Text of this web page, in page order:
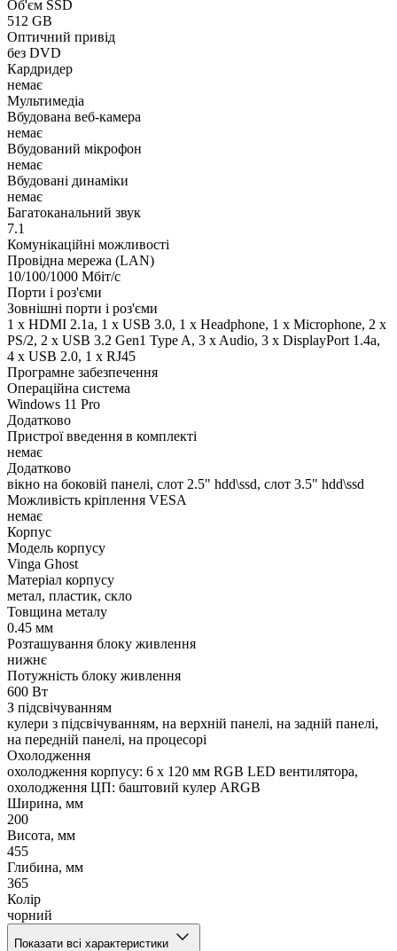
Об'єм SSD
512 GB
Оптичний привід
без DVD
Кардридер
немає
Мультимедіа
Вбудована веб-камера
немає
Вбудований мікрофон
немає
Вбудовані динаміки
немає
Багатоканальний звук
7.1
Комунікаційні можливості
Провідна мережа (LAN)
10/100/1000 Мбіт/с
Порти і роз'єми
Зовнішні порти і роз'єми
1 x HDMI 2.1a, 1 x USB 3.0, 1 x Нeadphone, 1 х Microphone, 2 x
PS/2, 2 x USB 3.2 Gen1 Type A, 3 x Audio, 3 x DisplayPort 1.4a,
4 x USB 2.0, 1 x RJ45
Програмне забезпечення
Операційна система
Windows 11 Pro
Додатково
Пристрої введення в комплекті
немає
Додатково
вікно на боковій панелі, слот 2.5" hdd\ssd, слот 3.5" hdd\ssd
Можливість кріплення VESA
немає
Корпус
Модель корпусу
Vinga Ghost
Матеріал корпусу
метал, пластик, скло
Товщина металу
0.45 мм
Розташування блоку живлення
нижнє
Потужність блоку живлення
600 Вт
З підсвічуванням
кулери з підсвічуванням, на верхній панелі, на задній панелі,
на передній панелі, на процесорі
Охолодження
охолодження корпусу: 6 x 120 мм RGB LED вентилятора,
охолодження ЦП: баштовий кулер ARGB
Ширина, мм
200
Висота, мм
455
Глибина, мм
365
Колір
чорний
Показати всі характеристики